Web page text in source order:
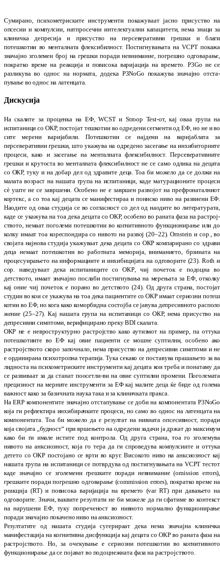
Сумирано, психометриските инструменти по­кажуваат јасно присуство на
опсесии и ком­­пулсии, натпросечни интелектуални ка­па­­­цитети, нема знаци за
клиничка депре­сија и присуство на персеверативни грешки и бла­ги
потешкотии во менталната флекси­бил­ност. Постигнувањата на VCPT покажа
зна­чај­но зголемен број на грешки поради невни­ма­ние, погрешно одговарање,
по­кратко вре­ме на реакција и повисока вари­­јација на вре­ме­то. P3Go не се
разликува во однос на нор­ма­та, додека P3NoGo пока­жува значајно от­ста­
пување во однос на латен­цата.
Дискусија
На скалите за проценка на ЕФ, WCST и Stroop Test-от, кај оваа група на
испитаници со ОКР, постојат тешкотии во одредени сегменти од ЕФ, но не и во
сите мерени варијаб­или. Потешкотии се најдени на варијаблата за
персеверативни грешки, што укажува на одредено засегање на инхи­би­торните
процеси, како и засегање на менталната флексибилност. Персевера­тив­ните
грешки и крутоста во менталната флек­си­билност не се само одлика на децата
со ОКР, туку и на добар дел од здравите деца. Тоа би можело да се должи на
малата воз­раст на нашата група на испитаници, каде мату­рационите процеси
сè уште не се завршени. Особено не е завршен развојот на пре­фронаталниот
кортекс, а со тоа кај децата се манифестираа и пониско ниво на развиени ЕФ.
Наодите од оваа студија се во сог­ласност со дел од наодите во лите­ра­ту­рата,
каде се укажува на тоа дека децата со ОКР, особено во раната фаза на растрој­
ството, немаат поголеми потешкотии во когни­тивното функционирање или до
колку имаат тоа кореспондира со нивото на развој (20–22). Ornsteinи сор., во
својата најнова студија укажуваат дека децата со ОКР компарирано со здрави
деца немаат потеш­ко­тии во работната меморија, вниманието, брзи­ната на
процесуирањето на инфор­ма­циите и инхибицијата на одговорите (23). Rothи
сор. наведуваат дека испитаниците со ОКР,чиј почеток е подоцна во
детството, имаат значајно послаби постигнувања на мерењата за ЕФ, отколку
кај оние чиј по­четок е порано во детството(24). Од друга страна, постојат
студии во кои се укажува на тоа дека пациентите со ОКР имаат сериозни потеш
котии во ЕФ, но кога како комо­рбидна состојба се јавува депресивното распо­ло
жение (25–27). Кај нашата група на испитаници со ОКР, нема присуство на
депре­сивни симптоми, верифицирано преку BDI скалата.
ОКР не е невроструктурно растројство како аутизмот на пример, па оттука
потеш­ко­тиите во ЕФкај овие пациенти се мошне суптилни, особено ако
растројството скоро запо­чнало, нема присуство на депресивни сим­птоми и не
е ординирана психотропна терапија. Тука секако се поставува пра­ша­њето за ва
лидноста на психометриските инстру­менти кај децата кои треба и пона­таму да
се развиваат за да станат поо­се­тл­и-ви на овие суптилни промени. Поголемата
прецизност на мерните инструменти за ЕФ кај малите деца ќе биде од голема
важност како за базичната наука така и за кли­ничка­та пракса.
На ERP компонентите значајно отстапување се доби на компонентата P3NoGo
која ги рефле­ктира инхибирачките процеси, но само во однос на латенцата на
компо­нен­тата. Тоа би можело да е резултат на нив­ната опсесивност, поради
која својата „будност“при вршењето на одредени за­дачи ја држат до максимум
како би ги имале истите под контрола. Од друга страна, тоа го зголемува
нивото на анксиозност, која го тера да ги спроведува компулсиите и оттука
детето со ОКР постојано се врти во круг. Ви­сокото ниво на анксиозност кај
нашата гру­па на испитаници се потврдува од постиг­нувањата на VCPT тестот
каде зна­чајно се зголемени грешките поради нев­ни­ма­ние (omission errors),
грешките поради по­гре­шно одговарање (commission errors), по­кратко време на
реакција (RT)и повисока варијација на времето (var RT)при давањето на
одговорите. Значи, ваквите резултати не би можеле да ги сфатиме во контекст
на нару­шени ЕФ, туку попреченост во нивното нор­мално функционирање
поради значајно пока­чено ниво на анксиозност.
Резултатите од нашата студија сугерираат дека нема значајна клиничка
манифестација на когнитивна дисфункција кај децата со ОКР во раната фаза на
растројството. Но, за оче­кување е сериозни потешкотии во когн­и­тив­ното
функционирање да се појават во подо­цнежната фаза на растројството.